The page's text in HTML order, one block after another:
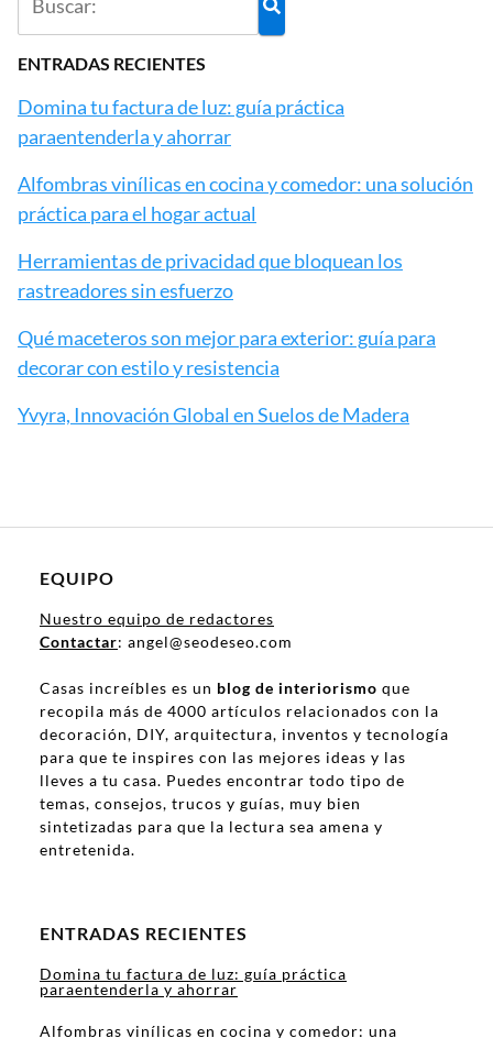
ENTRADAS RECIENTES
Domina tu factura de luz: guía práctica
paraentenderla y ahorrar
Alfombras vinílicas en cocina y comedor: una solución
práctica para el hogar actual
Herramientas de privacidad que bloquean los
rastreadores sin esfuerzo
Qué maceteros son mejor para exterior: guía para
decorar con estilo y resistencia
Yvyra, Innovación Global en Suelos de Madera
EQUIPO
Nuestro equipo de redactores
Contactar: angel@seodeseo.com
Casas increíbles es un blog de interiorismo que
recopila más de 4000 artículos relacionados con la
decoración, DIY, arquitectura, inventos y tecnología
para que te inspires con las mejores ideas y las
lleves a tu casa. Puedes encontrar todo tipo de
temas, consejos, trucos y guías, muy bien
sintetizadas para que la lectura sea amena y
entretenida.
ENTRADAS RECIENTES
Domina tu factura de luz: guía práctica
paraentenderla y ahorrar
Alfombras vinílicas en cocina y comedor: una